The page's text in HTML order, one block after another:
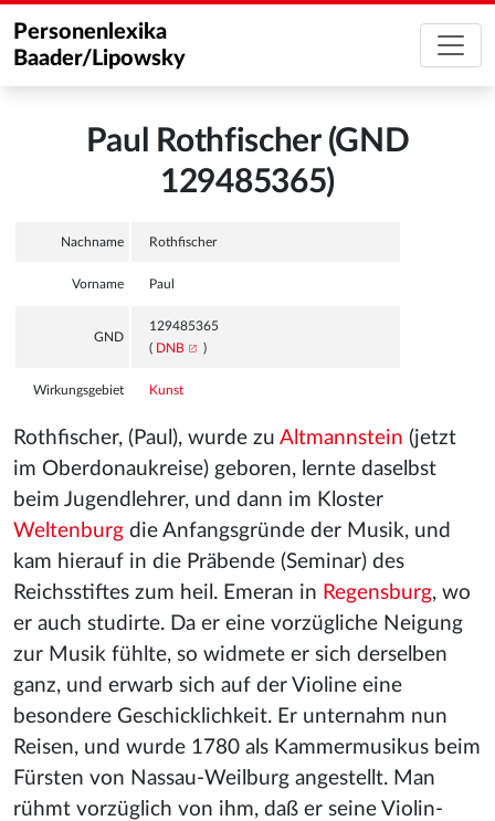
Personenlexika
Baader/Lipowsky
Paul Rothfischer (GND
129485365)
Nachname Rothfischer
Vorname Paul
GND
129485365
( DNB )
Wirkungsgebiet Kunst
Rothfischer, (Paul), wurde zu Altmannstein (jetzt
im Oberdonaukreise) geboren, lernte daselbst
beim Jugendlehrer, und dann im Kloster
Weltenburg die Anfangsgründe der Musik, und
kam hierauf in die Präbende (Seminar) des
Reichsstiftes zum heil. Emeran in Regensburg, wo
er auch studirte. Da er eine vorzügliche Neigung
zur Musik fühlte, so widmete er sich derselben
ganz, und erwarb sich auf der Violine eine
besondere Geschicklichkeit. Er unternahm nun
Reisen, und wurde 1780 als Kammermusikus beim
Fürsten von Nassau-Weilburg angestellt. Man
rühmt vorzüglich von ihm, daß er seine Violin-